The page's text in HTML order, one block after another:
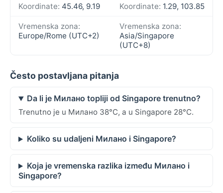
Koordinate: 45.46, 9.19 Koordinate: 1.29, 103.85
Vremenska zona:
Europe/Rome (UTC+2)
Vremenska zona:
Asia/Singapore
(UTC+8)
Često postavljana pitanja
Da li je Милано topliji od Singapore trenutno?
Trenutno je u Милано 38°C, a u Singapore 28°C.
Koliko su udaljeni Милано i Singapore?
Koja je vremenska razlika između Милано i
Singapore?